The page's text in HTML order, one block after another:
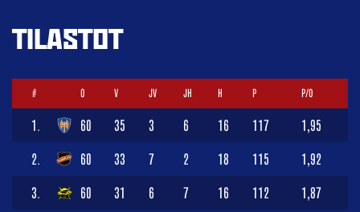
TILASTOT
# O V JV JH H P P/O
1. 60 35 3 6 16 117 1,95
2. 60 33 7 2 18 115 1,92
3. 60 31 6 7 16 112 1,87